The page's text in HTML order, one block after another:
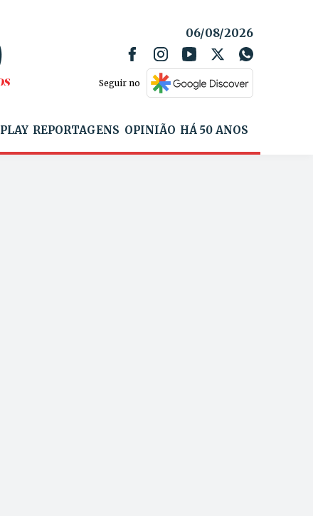
06/08/2026
Seguir no
REPORTAGENS OPINIÃO HÁ 50 ANOS